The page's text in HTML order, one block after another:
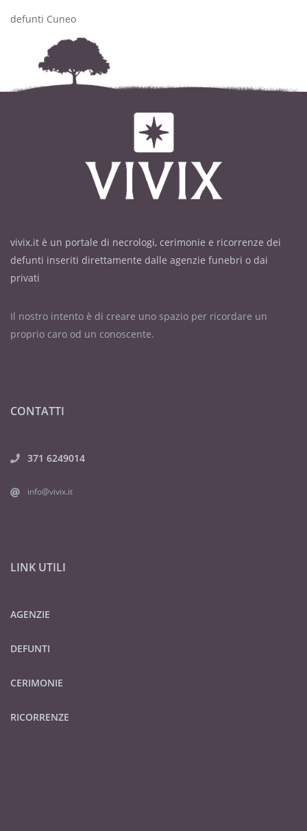
defunti Cuneo
vivix.it è un portale di necrologi, cerimonie e ricorrenze dei
defunti inseriti direttamente dalle agenzie funebri o dai
privati
Il nostro intento è di creare uno spazio per ricordare un
proprio caro od un conoscente.
CONTATTI
371 6249014
info@vivix.it
LINK UTILI
AGENZIE
DEFUNTI
CERIMONIE
RICORRENZE